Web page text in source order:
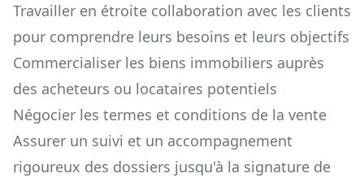
Travailler en étroite collaboration avec les clients
pour comprendre leurs besoins et leurs objectifs
Commercialiser les biens immobiliers auprès
des acheteurs ou locataires potentiels
Négocier les termes et conditions de la vente
Assurer un suivi et un accompagnement
rigoureux des dossiers jusqu'à la signature de